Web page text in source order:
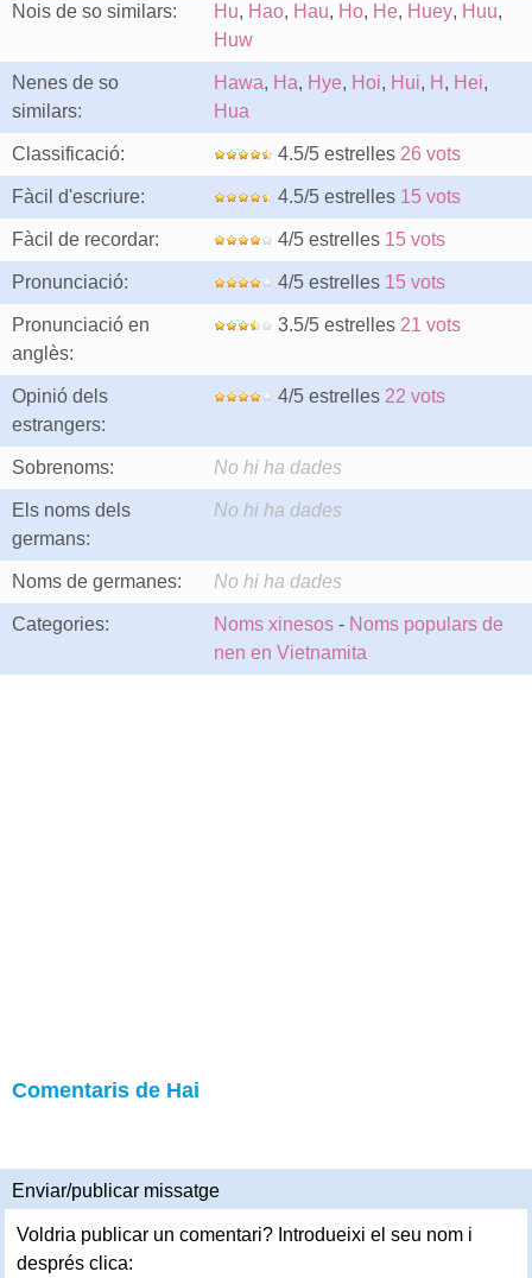
Nois de so similars: Hu, Hao, Hau, Ho, He, Huey, Huu,
Huw
Nenes de so
similars:
Hawa, Ha, Hye, Hoi, Hui, H , Hei,
Hua
Classificació: 4.5/5 estrelles 26 vots
Fàcil d'escriure: 4.5/5 estrelles 15 vots
Fàcil de recordar: 4/5 estrelles 15 vots
Pronunciació: 4/5 estrelles 15 vots
Pronunciació en
anglès:
3.5/5 estrelles 21 vots
Opinió dels
estrangers:
4/5 estrelles 22 vots
Sobrenoms: No hi ha dades
Els noms dels
germans:
No hi ha dades
Noms de germanes: No hi ha dades
Categories: Noms xinesos - Noms populars de
nen en Vietnamita
Comentaris de Hai
Enviar/publicar missatge
Voldria publicar un comentari? Introdueixi el seu nom i
després clica: